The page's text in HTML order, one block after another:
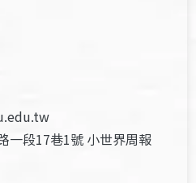
一段17巷1號 小世界周報